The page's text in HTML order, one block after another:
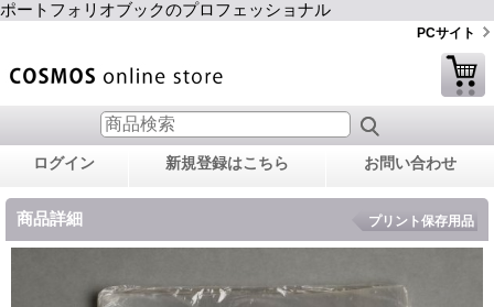
ポートフォリオブックのプロフェッショナル
PCサイト
ログイン 新規登録はこちら お問い合わせ
商品詳細 プリント保存用品